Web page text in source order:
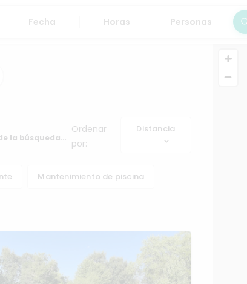
Fecha Horas Personas
la búsqueda…
Ordenar
por:
Distancia
Mantenimiento de piscina